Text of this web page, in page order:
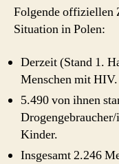
Folgende offiziellen
Situation in Polen:
Derzeit (Stand 1.
Menschen mit HIV.
5.490 von ihnen
Kinder.
Insgesamt 2.246